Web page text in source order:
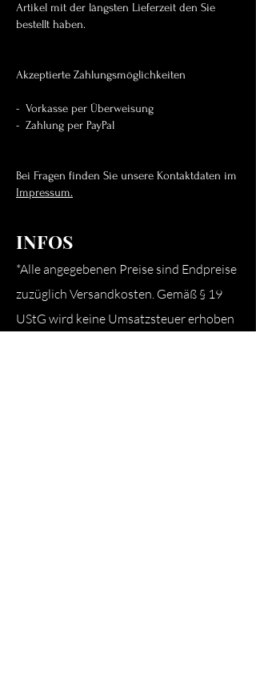
Artikel mit der längsten Lieferzeit den Sie
bestellt haben.
Akzeptierte Zahlungsmöglichkeiten
- Vorkasse per Überweisung
- Zahlung per PayPal
Bei Fragen finden Sie unsere Kontaktdaten im
Impressum.
INFOS
*Alle angegebenen Preise sind Endpreise
zuzüglich Versandkosten. Gemäß § 19
UStG wird keine Umsatzsteuer erhoben